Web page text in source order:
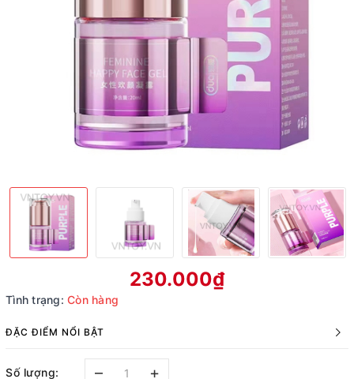
230.000₫
Tình trạng: Còn hàng
ĐẶC ĐIỂM NỔI BẬT
Số lượng: – +